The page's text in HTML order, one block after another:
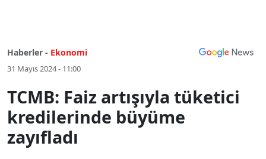
Haberler - Ekonomi
31 Mayıs 2024 - 11:00
TCMB: Faiz artışıyla tüketici
kredilerinde büyüme
zayıfladı